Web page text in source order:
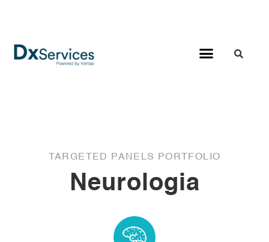
TARGETED PANELS PORTFOLIO
Neurologia